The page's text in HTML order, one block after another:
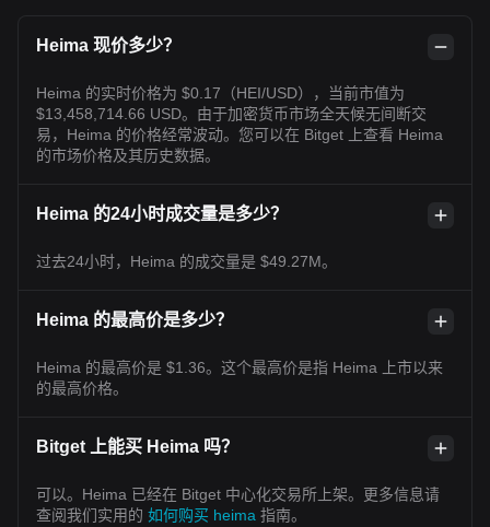
Heima 现价多少？
Heima 的实时价格为 $0.17（HEI/USD），当前市值为
$13,458,714.66 USD。由于加密货币市场全天候无间断交
易，Heima 的价格经常波动。您可以在 Bitget 上查看 Heima
的市场价格及其历史数据。
Heima 的24小时成交量是多少？
过去24小时，Heima 的成交量是 $49.27M。
Heima 的最高价是多少？
Heima 的最高价是 $1.36。这个最高价是指 Heima 上市以来
的最高价格。
Bitget 上能买 Heima 吗？
可以。Heima 已经在 Bitget 中心化交易所上架。更多信息请
查阅我们实用的 如何购买 heima 指南。